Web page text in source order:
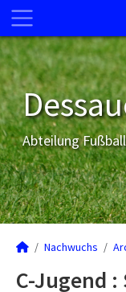
Abteilung Fußball
Nachwuchs
C-Jugend :